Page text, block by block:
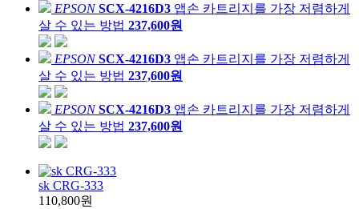
EPSON SCX-4216D3 앱손 카트리지를 가장 저렴하게
살 수 있는 방법 237,600원
EPSON SCX-4216D3 앱손 카트리지를 가장 저렴하게
살 수 있는 방법 237,600원
EPSON SCX-4216D3 앱손 카트리지를 가장 저렴하게
살 수 있는 방법 237,600원
sk CRG-333
110,800원